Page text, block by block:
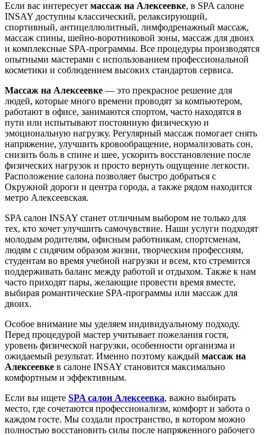
Если вас интересует массаж на Алексеевке, в SPA салоне
INSAY доступны классический, релаксирующий,
спортивный, антицеллюлитный, лимфодренажный массаж,
массаж спины, шейно-воротниковой зоны, массаж для двоих
и комплексные SPA-программы. Все процедуры производятся
опытными мастерами с использованием профессиональной
косметики и соблюдением высоких стандартов сервиса.
Массаж на Алексеевке — это прекрасное решение для
людей, которые много времени проводят за компьютером,
работают в офисе, занимаются спортом, часто находятся в
пути или испытывают постоянную физическую и
эмоциональную нагрузку. Регулярный массаж помогает снять
напряжение, улучшить кровообращение, нормализовать сон,
снизить боль в спине и шее, ускорить восстановление после
физических нагрузок и просто вернуть ощущение легкости.
Расположение салона позволяет быстро добраться с
Окружной дороги и центра города, а также рядом находится
метро Алексеевская.
SPA салон INSAY станет отличным выбором не только для
тех, кто хочет улучшить самочувствие. Наши услуги подходят
молодым родителям, офисным работникам, спортсменам,
людям с сидячим образом жизни, творческим профессиям,
студентам во время учебной нагрузки и всем, кто стремится
поддерживать баланс между работой и отдыхом. Также к нам
часто приходят пары, желающие провести время вместе,
выбирая романтические SPA-программы или массаж для
двоих.
Особое внимание мы уделяем индивидуальному подходу.
Перед процедурой мастер учитывает пожелания гостя,
уровень физической нагрузки, особенности организма и
ожидаемый результат. Именно поэтому каждый массаж на
Алексеевке в салоне INSAY становится максимально
комфортным и эффективным.
Если вы ищете SPA салон Алексеевка, важно выбирать
место, где сочетаются профессионализм, комфорт и забота о
каждом госте. Мы создали пространство, в котором можно
полностью восстановить силы после напряженного рабочего